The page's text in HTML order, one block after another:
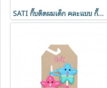
SATI กิ๊บติดผมเด็ก คละแบบ กิ๊ปเป๊าะแป๊ะ กิ๊บหนีบทรงปากจรเข้